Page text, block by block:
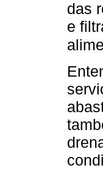
das
e